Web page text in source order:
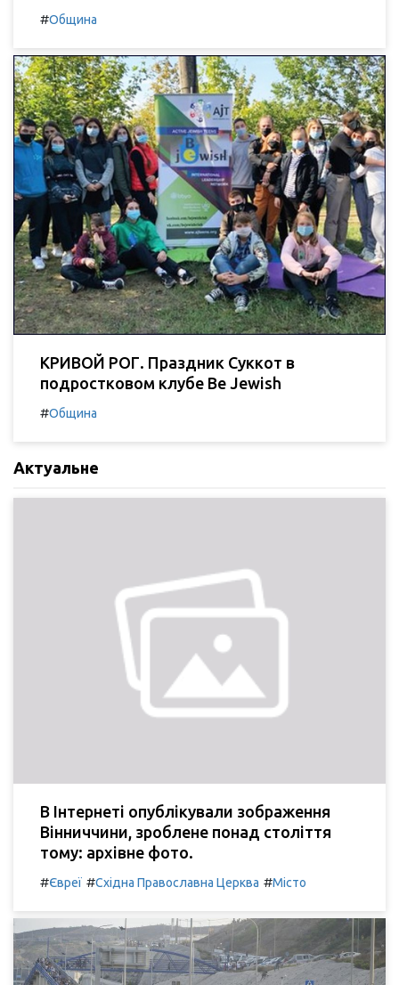
#Община
КРИВОЙ РОГ. Праздник Суккот в
подростковом клубе Be Jewish
#Община
Актуальне
В Інтернеті опублікували зображення
Вінниччини, зроблене понад століття
тому: архівне фото.
#Євреї #Східна Православна Церква #Місто